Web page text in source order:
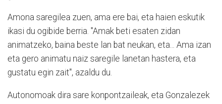
Amona saregilea zuen, ama ere bai, eta haien eskutik
ikasi du ogibide berria. "Amak beti esaten zidan
animatzeko, baina beste lan bat neukan, eta... Ama izan
eta gero animatu naiz saregile lanetan hastera, eta
gustatu egin zait", azaldu du.
Autonomoak dira sare konpontzaileak, eta Gonzalezek